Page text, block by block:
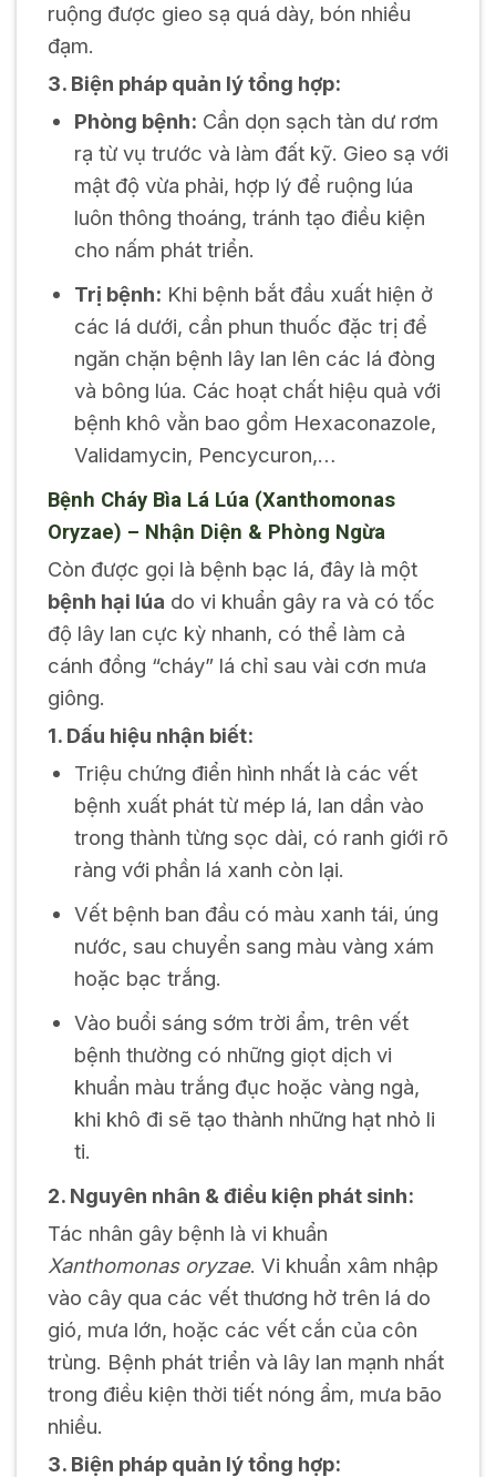
ruộng được gieo sạ quá dày, bón nhiều
đạm.
3. Biện pháp quản lý tổng hợp:
Phòng bệnh: Cần dọn sạch tàn dư rơm
rạ từ vụ trước và làm đất kỹ. Gieo sạ với
mật độ vừa phải, hợp lý để ruộng lúa
luôn thông thoáng, tránh tạo điều kiện
cho nấm phát triển.
Trị bệnh: Khi bệnh bắt đầu xuất hiện ở
các lá dưới, cần phun thuốc đặc trị để
ngăn chặn bệnh lây lan lên các lá đòng
và bông lúa. Các hoạt chất hiệu quả với
bệnh khô vằn bao gồm Hexaconazole,
Validamycin, Pencycuron,…
Bệnh Cháy Bìa Lá Lúa (Xanthomonas
Oryzae) – Nhận Diện & Phòng Ngừa
Còn được gọi là bệnh bạc lá, đây là một
bệnh hại lúa do vi khuẩn gây ra và có tốc
độ lây lan cực kỳ nhanh, có thể làm cả
cánh đồng “cháy” lá chỉ sau vài cơn mưa
giông.
1. Dấu hiệu nhận biết:
Triệu chứng điển hình nhất là các vết
bệnh xuất phát từ mép lá, lan dần vào
trong thành từng sọc dài, có ranh giới rõ
ràng với phần lá xanh còn lại.
Vết bệnh ban đầu có màu xanh tái, úng
nước, sau chuyển sang màu vàng xám
hoặc bạc trắng.
Vào buổi sáng sớm trời ẩm, trên vết
bệnh thường có những giọt dịch vi
khuẩn màu trắng đục hoặc vàng ngà,
khi khô đi sẽ tạo thành những hạt nhỏ li
ti.
2. Nguyên nhân & điều kiện phát sinh:
Tác nhân gây bệnh là vi khuẩn
Xanthomonas oryzae. Vi khuẩn xâm nhập
vào cây qua các vết thương hở trên lá do
gió, mưa lớn, hoặc các vết cắn của côn
trùng. Bệnh phát triển và lây lan mạnh nhất
trong điều kiện thời tiết nóng ẩm, mưa bão
nhiều.
3. Biện pháp quản lý tổng hợp: